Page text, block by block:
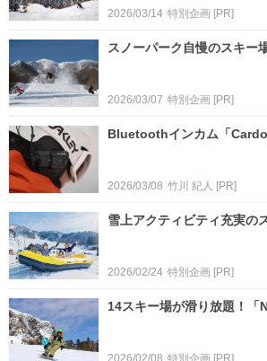
2026/03/14 特別企画 [PR]
スノーパーク自慢のスキー
2026/03/07 特別企画 [PR]
Bluetoothインカム「Cardo
2026/03/08 竹川 紀人 [PR]
雪上アクティビティ充実の
2026/02/24 特別企画 [PR]
14スキー場が滑り放題！「
2026/02/08 特別企画 [PR]